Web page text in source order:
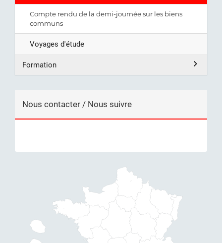
Compte rendu de la demi-journée sur les biens
communs
Voyages d'étude
Formation
Nous contacter / Nous suivre